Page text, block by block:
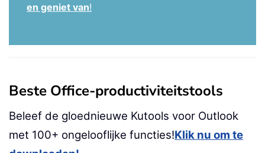
en geniet van!
Beste Office-productiviteitstools
Beleef de gloednieuwe Kutools voor Outlook
met 100+ ongelooflijke functies!Klik nu om te